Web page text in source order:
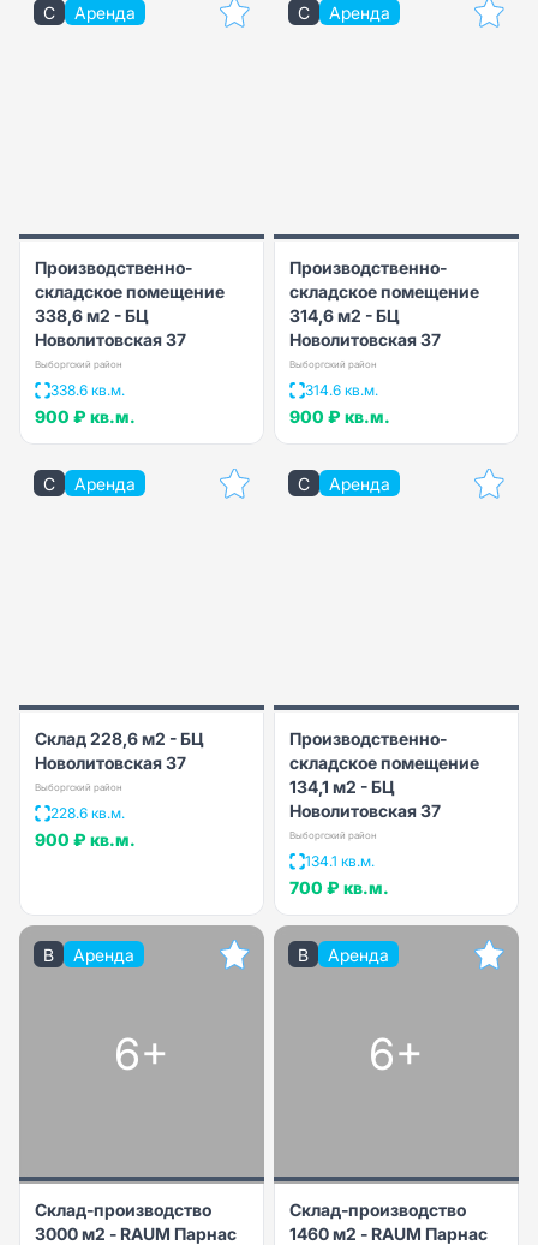
C Аренда
Производственно-
складское помещение
338,6 м2 - БЦ
Новолитовская 37
Выборгский район
338.6 кв.м.
900 ₽ кв.м.
C Аренда
Производственно-
складское помещение
314,6 м2 - БЦ
Новолитовская 37
Выборгский район
314.6 кв.м.
900 ₽ кв.м.
C Аренда
Склад 228,6 м2 - БЦ
Новолитовская 37
Выборгский район
228.6 кв.м.
900 ₽ кв.м.
C Аренда
Производственно-
складское помещение
134,1 м2 - БЦ
Новолитовская 37
Выборгский район
134.1 кв.м.
700 ₽ кв.м.
B Аренда
6+
Склад-производство
3000 м2 - RAUM Парнас
B Аренда
6+
Склад-производство
1460 м2 - RAUM Парнас